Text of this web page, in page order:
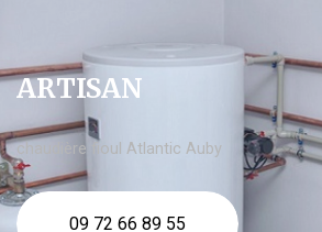
ARTISAN
chaudière fioul Atlantic Auby
09 72 66 89 55